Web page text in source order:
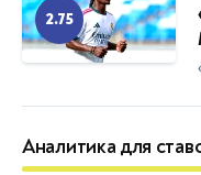
2.75
Аналитика для